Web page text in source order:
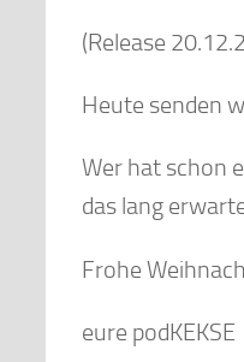
(Release
Heute senden
Wer hat schon
das lang
Frohe
eure podKEKSE